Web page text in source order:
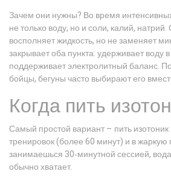
Зачем они нужны? Во время
не только воду, но и соли, калий,
восполняет жидкость, но не заменяет
закрывает оба пункта: удерживает воду в
поддерживает электролитный баланс.
бойцы, бегуны часто выбирают его
Когда пить
Самый простой вариант – пить
тренировок (более 60 минут) и в жаркую
занимаешься 30‑минутной сессией,
обычно хватает.